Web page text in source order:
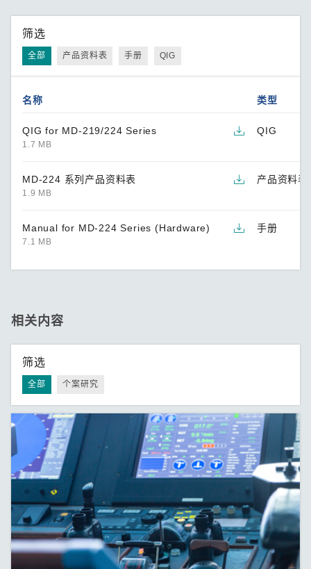
筛选
全部 产品资料表 手册 QIG
名称 类型
QIG for MD-219/224 Series
1.7 MB
QIG
MD-224 系列产品资料表
1.9 MB
产品资料表
Manual for MD-224 Series (Hardware)
7.1 MB
手册
相关内容
筛选
全部 个案研究